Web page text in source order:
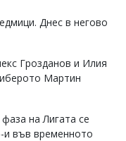
Днес в негово
Грозданов и Илия
Мартин
на Лигата се
и във временното